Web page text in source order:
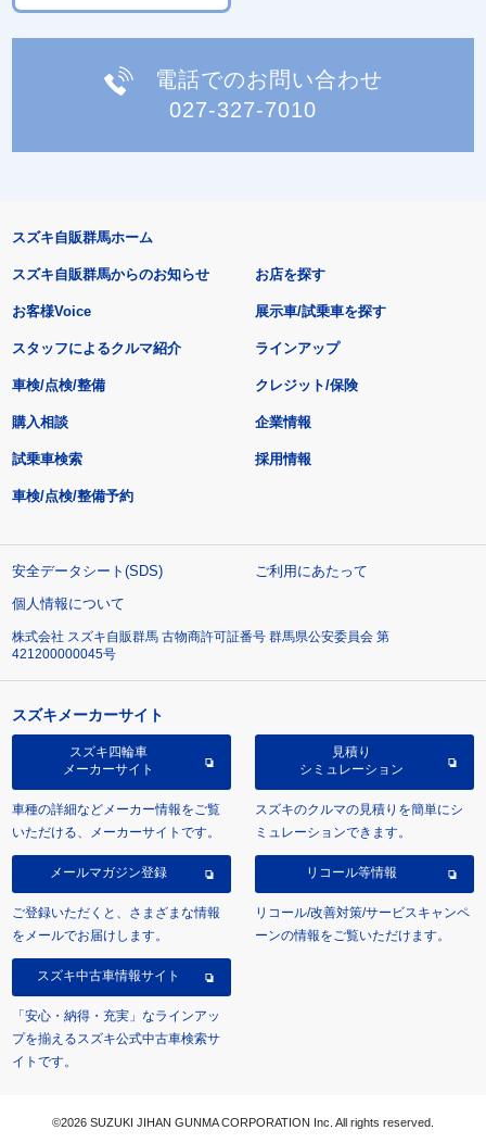
電話でのお問い合わせ
027-327-7010
スズキ自販群馬ホーム
スズキ自販群馬からのお知らせ
お客様Voice
スタッフによるクルマ紹介
お店を探す
展示車/試乗車を探す
ラインアップ
車検/点検/整備 クレジット/保険
購入相談
試乗車検索
車検/点検/整備予約
企業情報
採用情報
安全データシート(SDS)
ご利用にあたって
個人情報について
株式会社 スズキ自販群馬 古物商許可証番号 群馬県公安委員会 第
421200000045号
スズキメーカーサイト
スズキ四輪車
メーカーサイト
車種の詳細などメーカー情報をご覧
いただける、メーカーサイトです。
見積り
シミュレーション
スズキのクルマの見積りを簡単にシ
ミュレーションできます。
メールマガジン登録
ご登録いただくと、さまざまな情報
をメールでお届けします。
リコール等情報
リコール/改善対策/サービスキャンペ
ーンの情報をご覧いただけます。
スズキ中古車情報サイト
「安心・納得・充実」なラインアッ
プを揃えるスズキ公式中古車検索サ
イトです。
©2026 SUZUKI JIHAN GUNMA CORPORATION Inc. All rights reserved.